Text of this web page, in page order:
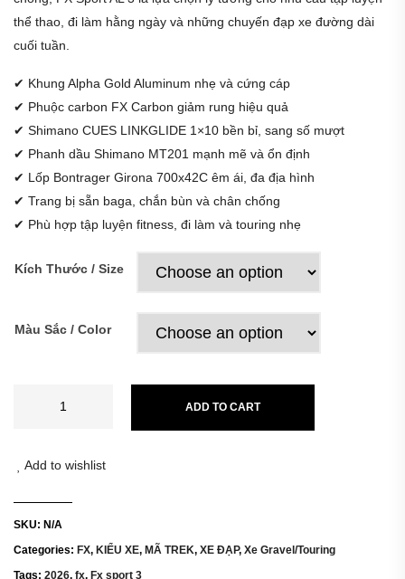
thể thao, đi làm hằng ngày và những chuyến đạp xe đường dài
cuối tuần.
✔ Khung Alpha Gold Aluminum nhẹ và cứng cáp
✔ Phuộc carbon FX Carbon giảm rung hiệu quả
✔ Shimano CUES LINKGLIDE 1×10 bền bỉ, sang số mượt
✔ Phanh dầu Shimano MT201 mạnh mẽ và ổn định
✔ Lốp Bontrager Girona 700x42C êm ái, đa địa hình
✔ Trang bị sẵn baga, chắn bùn và chân chống
✔ Phù hợp tập luyện fitness, đi làm và touring nhẹ
Kích Thước / Size
Màu Sắc / Color
ADD TO CART
Add to wishlist
SKU: N/A
Categories: FX, KIỂU XE, MÃ TREK, XE ĐẠP, Xe Gravel/Touring
Tags: 2026, fx, Fx sport 3